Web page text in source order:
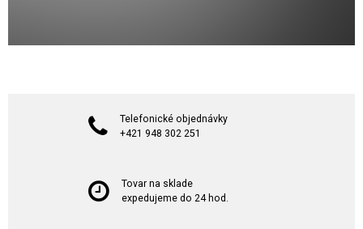
Telefonické objednávky
+421 948 302 251
Tovar na sklade
expedujeme do 24 hod.